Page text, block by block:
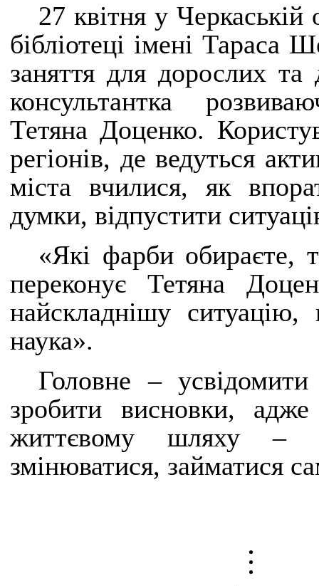
27 квітня у Черкаській
бібліотеці імені Тараса
заняття для дорослих
консультантка
Тетяна Доценко.
регіонів, де ведуться
міста вчилися, як
думки, відпустити
«Які фарби обираєте,
переконує Тетяна
найскладнішу
наука».
Головне –
зробити висновки,
життєвому шляху –
змінюватися, займатися